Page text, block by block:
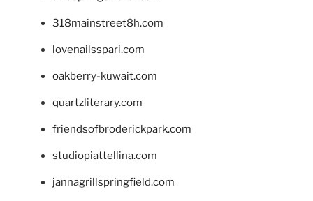
318mainstreet8h.com
lovenailsspari.com
oakberry-kuwait.com
quartzliterary.com
friendsofbroderickpark.com
studiopiattellina.com
jannagrillspringfield.com